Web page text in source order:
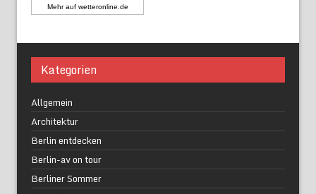
Mehr auf wetteronline.de
Kategorien
Allgemein
Architektur
Berlin entdecken
Berlin-av on tour
Berliner Sommer